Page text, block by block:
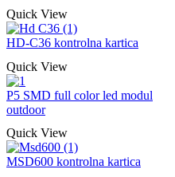
Quick View
HD-C36 kontrolna kartica
Quick View
P5 SMD full color led modul
outdoor
Quick View
MSD600 kontrolna kartica